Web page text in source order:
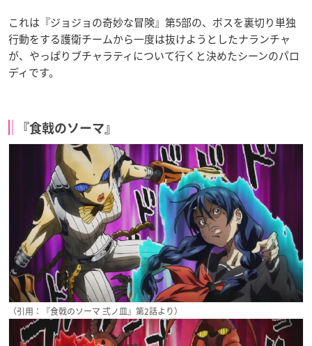
これは『ジョジョの奇妙な冒険』第5部の、ボスを裏切り単独
行動をする護衛チームから一度は抜けようとしたナランチャ
が、やっぱりブチャラティについて行くと決めたシーンのパロ
ディです。
『食戟のソーマ』
（引用：『食戟のソーマ 弍ノ皿』第2話より）